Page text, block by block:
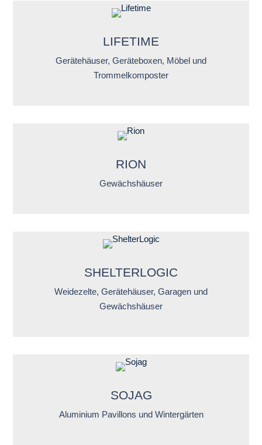
LIFETIME
Gerätehäuser, Geräteboxen, Möbel und
Trommelkomposter
RION
Gewächshäuser
SHELTERLOGIC
Weidezelte, Gerätehäuser, Garagen und
Gewächshäuser
SOJAG
Aluminium Pavillons und Wintergärten